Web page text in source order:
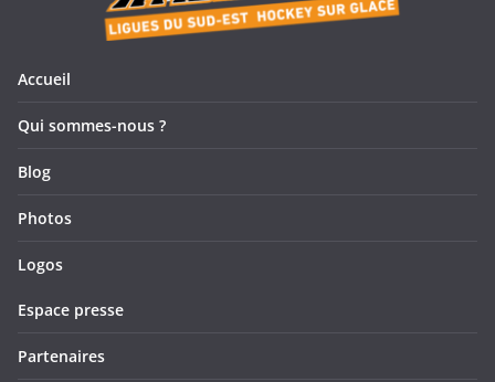
Accueil
Qui sommes-nous ?
Blog
Photos
Logos
Espace presse
Partenaires